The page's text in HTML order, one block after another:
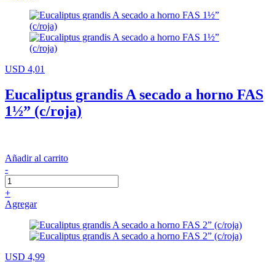
USD 4,01
Eucaliptus grandis A secado a horno FAS
1½” (c/roja)
Añadir al carrito
-
+
Agregar
USD 4,99